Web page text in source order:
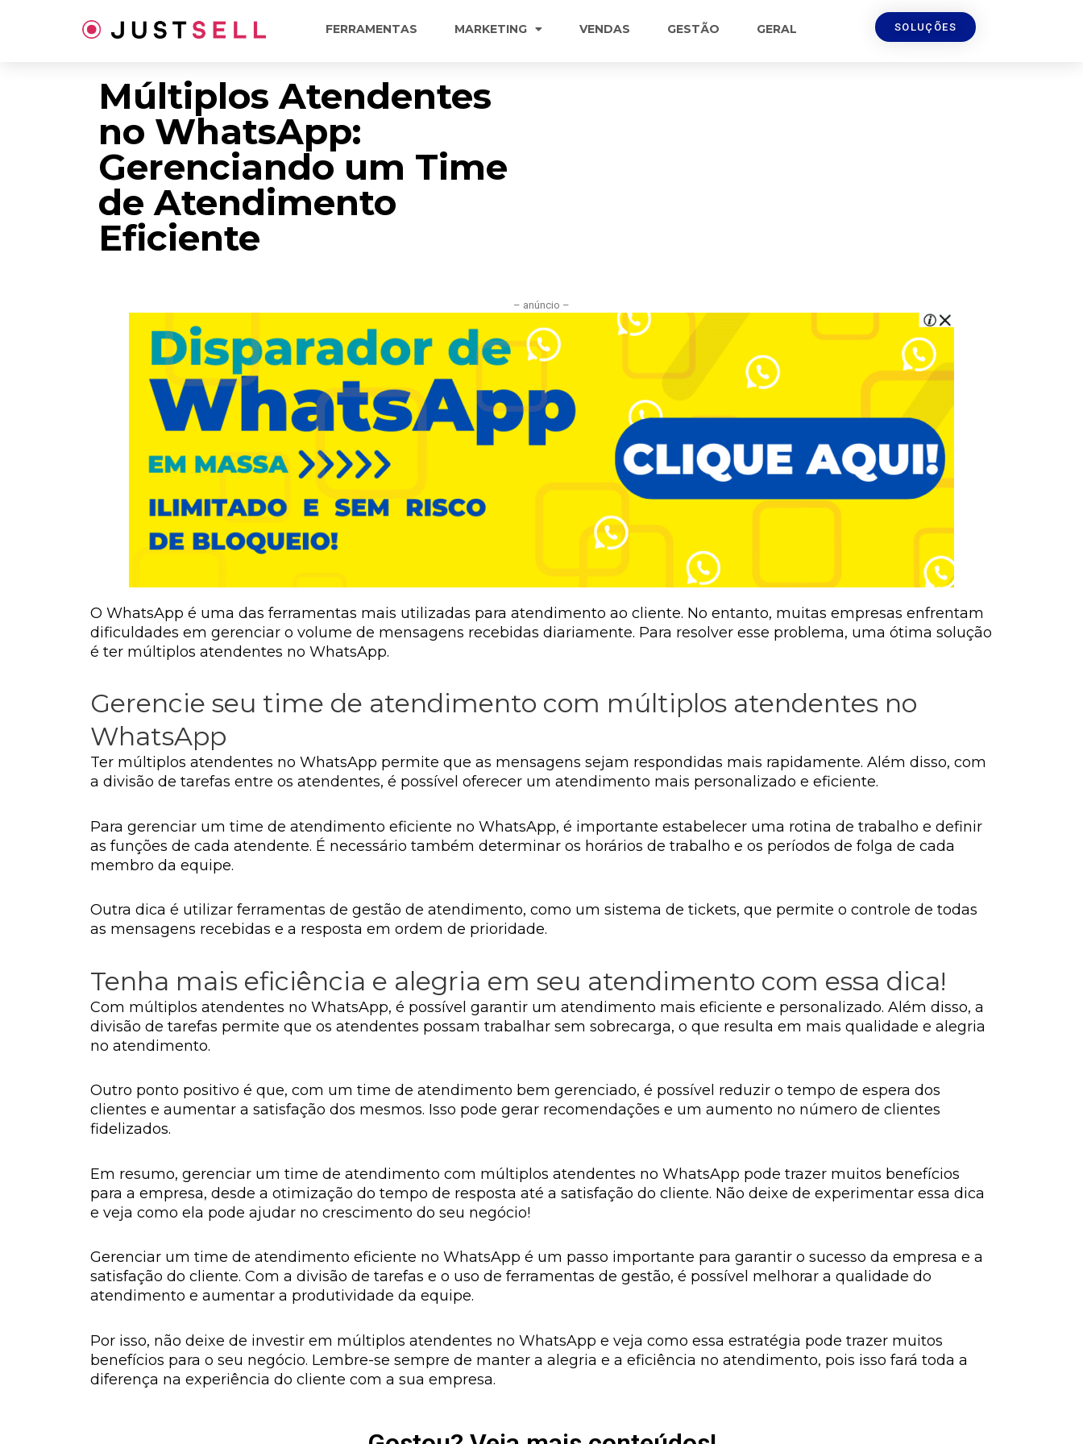
FERRAMENTAS MARKETING VENDAS GESTÃO GERAL SOLUÇÕES
Múltiplos Atendentes
no WhatsApp:
Gerenciando um Time
de Atendimento
Eficiente
– anúncio –
O WhatsApp é uma das ferramentas mais utilizadas para atendimento ao cliente. No entanto, muitas empresas enfrentam
dificuldades em gerenciar o volume de mensagens recebidas diariamente. Para resolver esse problema, uma ótima solução
é ter múltiplos atendentes no WhatsApp.
Gerencie seu time de atendimento com múltiplos atendentes no
WhatsApp
Ter múltiplos atendentes no WhatsApp permite que as mensagens sejam respondidas mais rapidamente. Além disso, com
a divisão de tarefas entre os atendentes, é possível oferecer um atendimento mais personalizado e eficiente.
Para gerenciar um time de atendimento eficiente no WhatsApp, é importante estabelecer uma rotina de trabalho e definir
as funções de cada atendente. É necessário também determinar os horários de trabalho e os períodos de folga de cada
membro da equipe.
Outra dica é utilizar ferramentas de gestão de atendimento, como um sistema de tickets, que permite o controle de todas
as mensagens recebidas e a resposta em ordem de prioridade.
Tenha mais eficiência e alegria em seu atendimento com essa dica!
Com múltiplos atendentes no WhatsApp, é possível garantir um atendimento mais eficiente e personalizado. Além disso, a
divisão de tarefas permite que os atendentes possam trabalhar sem sobrecarga, o que resulta em mais qualidade e alegria
no atendimento.
Outro ponto positivo é que, com um time de atendimento bem gerenciado, é possível reduzir o tempo de espera dos
clientes e aumentar a satisfação dos mesmos. Isso pode gerar recomendações e um aumento no número de clientes
fidelizados.
Em resumo, gerenciar um time de atendimento com múltiplos atendentes no WhatsApp pode trazer muitos benefícios
para a empresa, desde a otimização do tempo de resposta até a satisfação do cliente. Não deixe de experimentar essa dica
e veja como ela pode ajudar no crescimento do seu negócio!
Gerenciar um time de atendimento eficiente no WhatsApp é um passo importante para garantir o sucesso da empresa e a
satisfação do cliente. Com a divisão de tarefas e o uso de ferramentas de gestão, é possível melhorar a qualidade do
atendimento e aumentar a produtividade da equipe.
Por isso, não deixe de investir em múltiplos atendentes no WhatsApp e veja como essa estratégia pode trazer muitos
benefícios para o seu negócio. Lembre-se sempre de manter a alegria e a eficiência no atendimento, pois isso fará toda a
diferença na experiência do cliente com a sua empresa.